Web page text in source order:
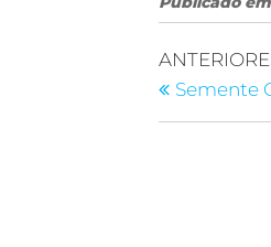
Semente